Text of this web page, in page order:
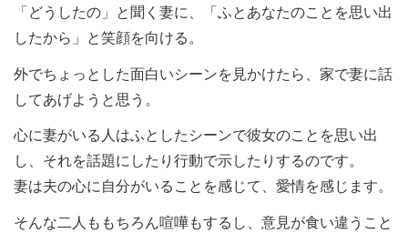
「どうしたの」と聞く妻に、「ふとあなたのことを思い出
したから」と笑顔を向ける。
外でちょっとした面白いシーンを見かけたら、家で妻に話
してあげようと思う。
心に妻がいる人はふとしたシーンで彼女のことを思い出
し、それを話題にしたり行動で示したりするのです。
妻は夫の心に自分がいることを感じて、愛情を感じます。
そんな二人ももちろん喧嘩もするし、意見が食い違うこと